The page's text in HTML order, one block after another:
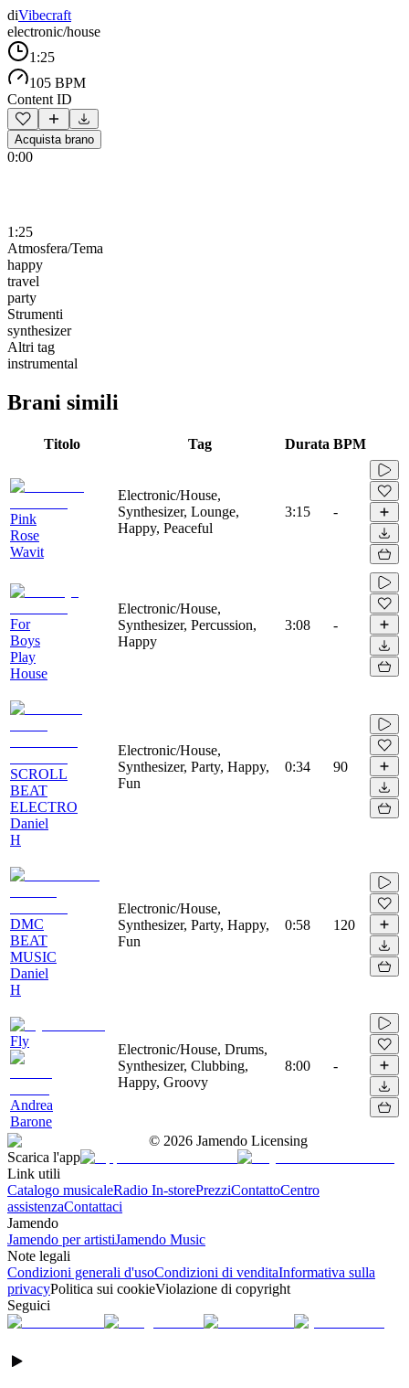
diVibecraft
electronic/house
1:25
105 BPM
Content ID
Acquista brano
0:00
1:25
Atmosfera/Tema
happy
travel
party
Strumenti
synthesizer
Altri tag
instrumental
Brani simili
Titolo Tag Durata BPM
Pink
Rose
Wavit
Electronic/House,
Synthesizer, Lounge,
Happy, Peaceful
3:15 -
For
Boys
Play
House
Electronic/House,
Synthesizer, Percussion,
Happy
3:08 -
SCROLL
BEAT
ELECTRO
Daniel
H
Electronic/House,
Synthesizer, Party, Happy,
Fun
0:34 90
DMC
BEAT
MUSIC
Daniel
H
Electronic/House,
Synthesizer, Party, Happy,
Fun
0:58 120
Fly
Andrea
Barone
Electronic/House, Drums,
Synthesizer, Clubbing,
Happy, Groovy
8:00 -
© 2026 Jamendo Licensing
Scarica l'app
Link utili
Catalogo musicaleRadio In-storePrezziContattoCentro
assistenzaContattaci
Jamendo
Jamendo per artistiJamendo Music
Note legali
Condizioni generali d'usoCondizioni di venditaInformativa sulla
privacyPolitica sui cookieViolazione di copyright
Seguici